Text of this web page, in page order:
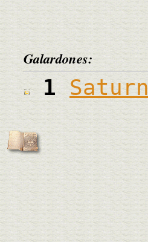
Galardones:
1Saturn